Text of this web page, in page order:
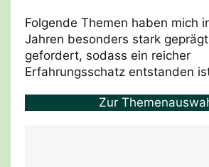
Folgende Themen haben mich
Jahren besonders stark
gefordert, sodass ein reicher
Erfahrungsschatz entstanden
Zur